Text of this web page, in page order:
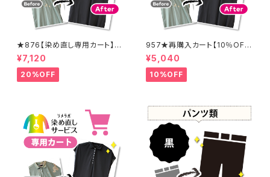
★876【染め直し専用カート】8
900円
¥7,120
20%OFF
957★再購入カート【10％OF
F】
¥5,040
10%OFF